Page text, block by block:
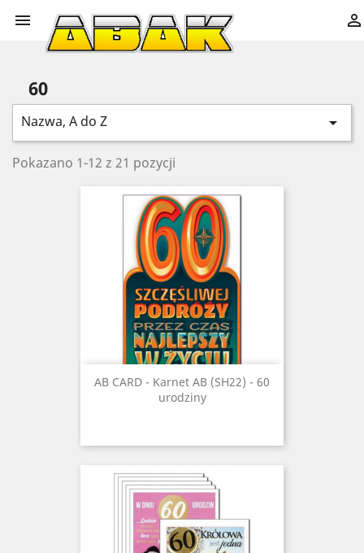
 
60
Nazwa, A do Z 
Pokazano 1-12 z 21 pozycji
AB CARD - Karnet AB (SH22) - 60
urodziny